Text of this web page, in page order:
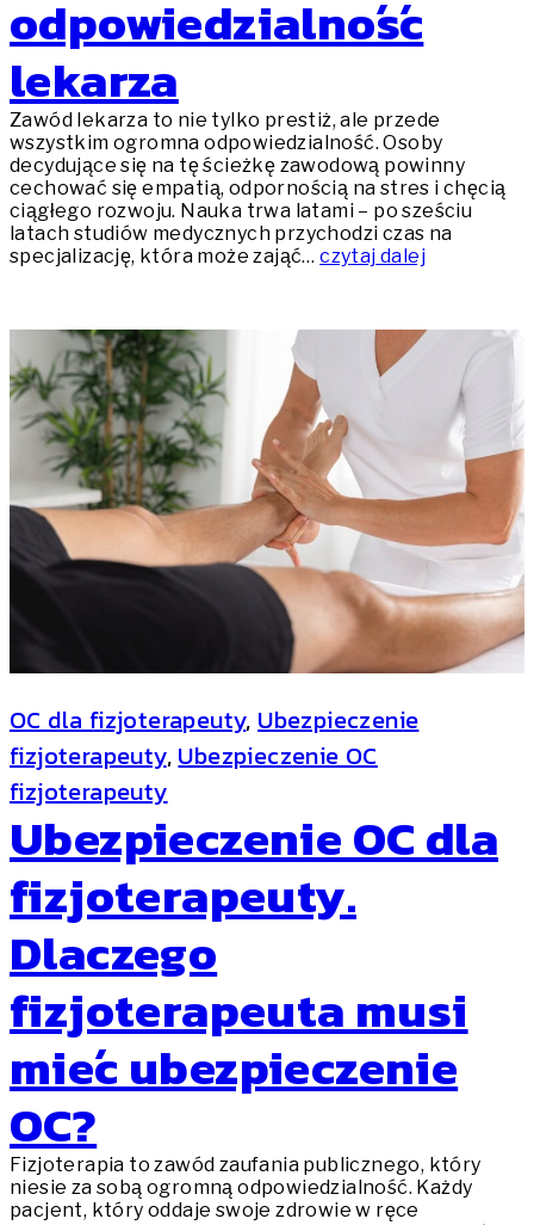
odpowiedzialność
lekarza
Zawód lekarza to nie tylko prestiż, ale przede
wszystkim ogromna odpowiedzialność. Osoby
decydujące się na tę ścieżkę zawodową powinny
cechować się empatią, odpornością na stres i chęcią
ciągłego rozwoju. Nauka trwa latami – po sześciu
latach studiów medycznych przychodzi czas na
specjalizację, która może zająć…czytaj dalej
OC dla fizjoterapeuty, Ubezpieczenie
fizjoterapeuty, Ubezpieczenie OC
fizjoterapeuty
Ubezpieczenie OC dla
fizjoterapeuty.
Dlaczego
fizjoterapeuta musi
mieć ubezpieczenie
OC?
Fizjoterapia to zawód zaufania publicznego, który
niesie za sobą ogromną odpowiedzialność. Każdy
pacjent, który oddaje swoje zdrowie w ręce